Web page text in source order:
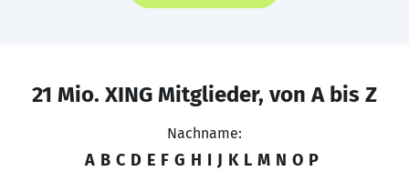
21 Mio. XING Mitglieder, von A bis Z
Nachname:
A B C D E F G H I J K L M N O P